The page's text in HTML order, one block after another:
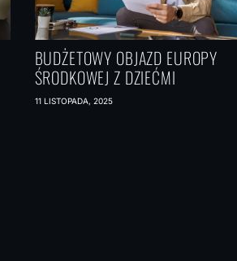
BUDŻETOWY OBJAZD EUROPY
ŚRODKOWEJ Z DZIEĆMI
11 LISTOPADA, 2025